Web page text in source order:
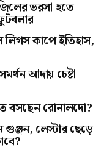
ভরসা হতে
কাপে ইতিহাস,
আদায় চেষ্টা
বসছেন রোনালদো?
লেস্টার ছেড়ে